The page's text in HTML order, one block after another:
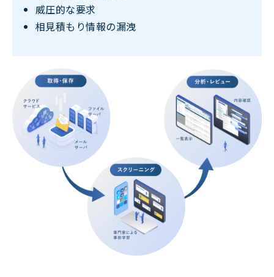
威圧的な要求
相見積もり情報の漏洩